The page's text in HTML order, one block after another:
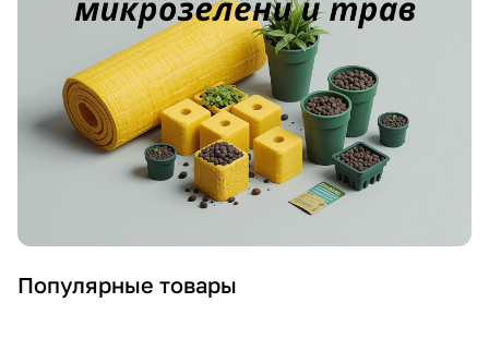
Популярные товары